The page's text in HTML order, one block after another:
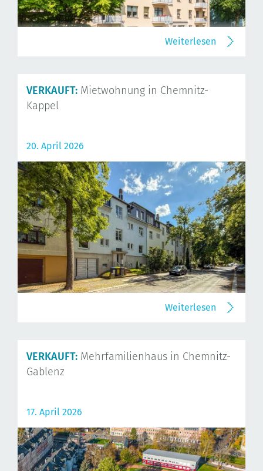
Weiterlesen
VERKAUFT: Mietwohnung in Chemnitz-
Kappel
20. April 2026
Weiterlesen
VERKAUFT: Mehrfamilienhaus in Chemnitz-
Gablenz
17. April 2026